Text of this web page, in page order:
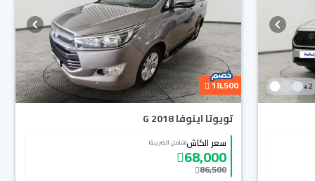
2
+
18,500
تويوتا اينوفا G 2018
سعر الكاش(شامل الضريبة)
68,000
86,500